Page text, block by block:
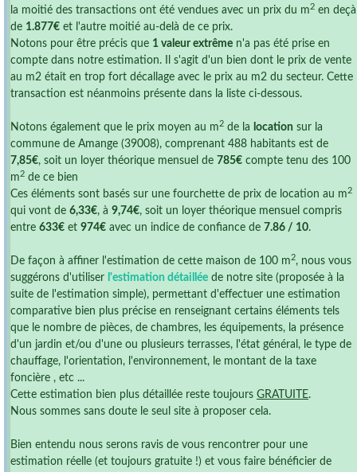
la moitié des transactions ont été vendues avec un prix du m 2 en deçà
de 1.877€ et l'autre moitié au-delà de ce prix.
Notons pour être précis que 1 valeur extrême n'a pas été prise en
compte dans notre estimation. Il s'agit d'un bien dont le prix de vente
au m2 était en trop fort décallage avec le prix au m2 du secteur. Cette
transaction est néanmoins présente dans la liste ci-dessous.
Notons également que le prix moyen au m 2 de la location sur la
commune de Amange (39008), comprenant 488 habitants est de
7,85€, soit un loyer théorique mensuel de 785€ compte tenu des 100
m 2 de ce bien
Ces éléments sont basés sur une fourchette de prix de location au m 2
qui vont de 6,33€, à 9,74€, soit un loyer théorique mensuel compris
entre 633€ et 974€ avec un indice de confiance de 7.86 / 10.
De façon à affiner l'estimation de cette maison de 100 m 2, nous vous
suggérons d'utiliser l'estimation détaillée de notre site (proposée à la
suite de l'estimation simple), permettant d'effectuer une estimation
comparative bien plus précise en renseignant certains éléments tels
que le nombre de pièces, de chambres, les équipements, la présence
d'un jardin et/ou d'une ou plusieurs terrasses, l'état général, le type de
chauffage, l'orientation, l'environnement, le montant de la taxe
foncière , etc ...
Cette estimation bien plus détaillée reste toujours GRATUITE.
Nous sommes sans doute le seul site à proposer cela.
Bien entendu nous serons ravis de vous rencontrer pour une
estimation réelle (et toujours gratuite !) et vous faire bénéficier de